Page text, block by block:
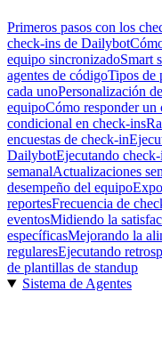
Primeros pasos con los
check-ins de Dailybot
equipo sincronizadoSmart
agentes de códigoTipos de
cada unoPersonalización
equipoCómo responder
condicional en check-ins
encuestas de check-in
DailybotEjecutando
semanalActualizaciones
desempeño del equipo
reportesFrecuencia de
eventosMidiendo la
específicasMejorando la
regularesEjecutando
de plantillas de standup
Sistema de Agentes